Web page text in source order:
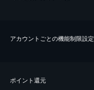
アカウントごとの機能制限設定
ポイント還元